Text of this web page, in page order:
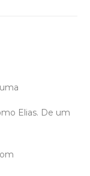
Elias. De um